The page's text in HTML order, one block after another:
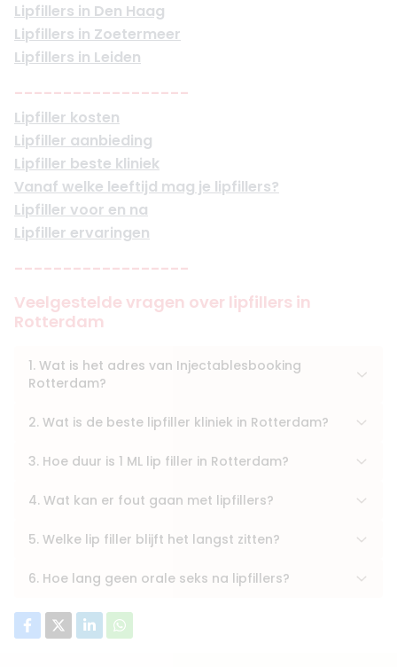
Lipfillers in Den Haag
Lipfillers in Zoetermeer
Lipfillers in Leiden
------------------
Lipfiller kosten
Lipfiller aanbieding
Lipfiller beste kliniek
Vanaf welke leeftijd mag je lipfillers?
Lipfiller voor en na
Lipfiller ervaringen
------------------
Veelgestelde vragen over lipfillers in
Rotterdam
1. Wat is het adres van Injectablesbooking
Rotterdam?
2. Wat is de beste lipfiller kliniek in Rotterdam?
3. Hoe duur is 1 ML lip filler in Rotterdam?
4. Wat kan er fout gaan met lipfillers?
5. Welke lip filler blijft het langst zitten?
6. Hoe lang geen orale seks na lipfillers?